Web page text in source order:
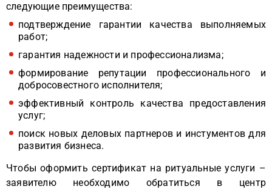
следующие преимущества:
подтверждение гарантии качества выполняемых
работ;
гарантия надежности и профессионализма;
формирование репутации профессионального и
добросовестного исполнителя;
эффективный контроль качества предоставления
услуг;
поиск новых деловых партнеров и инстументов для
развития бизнеса.
Чтобы оформить сертификат на ритуальные услуги –
заявителю необходимо обратиться в центр